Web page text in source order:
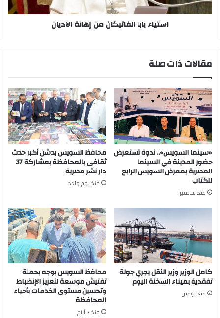
استياء بابا الفاتيكان من إهانة الاديان
مقالات ذات صلة
«سينما السويس».. ندوة تستعرض
حضور المدينة في السينما
المصرية بمعرض السويس الرابع
للكتاب
منذ ساعتين
محافظ السويس يدشن أكبر حدث
ثقافى بالمحافظة بمشاركة 37
دار نشر مصرية
منذ يوم واحد
كامل الوزير وزير النقل يجري جولة
تفقدية بميناء السخنة اليوم
منذ يومين
محافظ السويس يوجه بحملة
تفتيش موسعة لتعزيز الإنضباط
وتحسين مستوى الخدمات بأحياء
المحافظة
منذ 3 أيام